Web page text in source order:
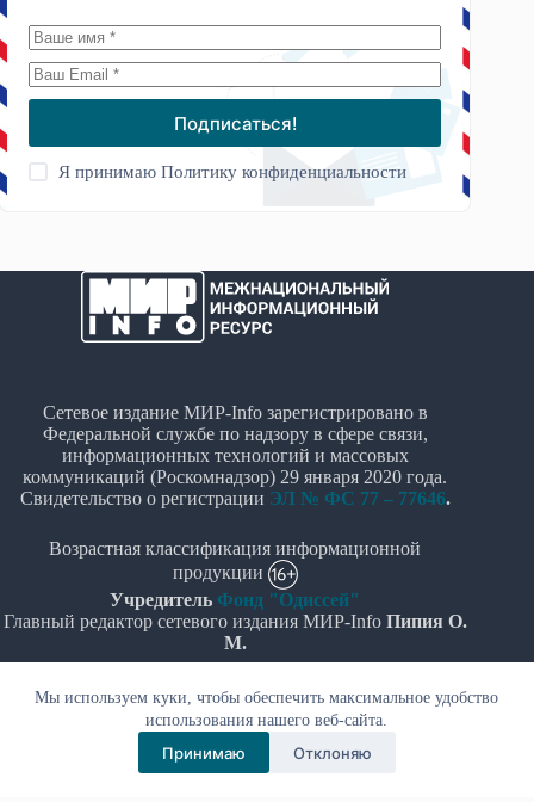
Мы используем куки, чтобы обеспечить максимальное удобство
использования нашего веб-сайта.
Принимаю Отклоняю
Подписаться!
Я принимаюПолитику конфиденциальности
Сетевое издание МИР-Info зарегистрировано в
Федеральной службе по надзору в сфере связи,
информационных технологий и массовых
коммуникаций (Роскомнадзор) 29 января 2020 года.
Свидетельство о регистрации ЭЛ № ФС 77 – 77646.
Возрастная классификация информационной
продукции
Учредитель Фонд "Одиссей"
Главный редактор сетевого издания МИР-Info Пипия О.
М.
Политика в отношении обработки персональных
данных
© Все права защищены 2020-2026г. - "МИР-Info"